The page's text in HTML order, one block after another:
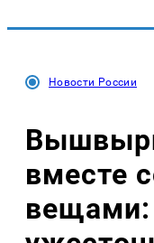
Новости России
вместе